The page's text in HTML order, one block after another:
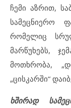
ჩემი აზრით,
სამეცნიერო
რომელიც
მარწუხებს,
მოთხრობა,
„ცისკარში“
ხშირად